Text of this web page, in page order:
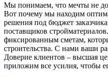
Мы понимаем, что мечты не
Вот почему мы находим
решения под бюджет
поставщиков
фиксированным сметам,
строительства. С нами ваши
Доверие клиентов – высшая
приложим все усилия, чтобы